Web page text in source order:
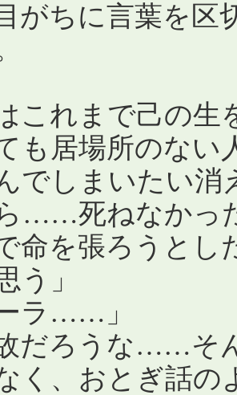
がちに言葉を区
はこれまで己の
も居場所のない
でしまいたい
……死ねなかっ
命を張ろうとし
う」
ラ……」
故だろうな……そ
く、おとぎ話の